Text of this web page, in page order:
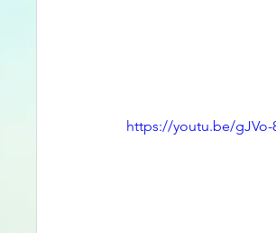
https://youtu.be/gJVo-